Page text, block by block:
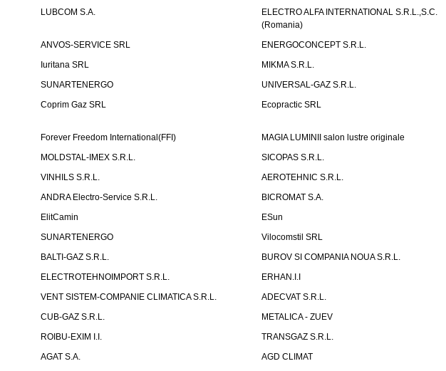
LUBCOM S.A.
ELECTRO ALFA INTERNATIONAL S.R.L.,S.C.
(Romania)
ANVOS-SERVICE SRL ENERGOCONCEPT S.R.L.
Iuritana SRL
MIKMA S.R.L.
SUNARTENERGO
UNIVERSAL-GAZ S.R.L.
Coprim Gaz SRL
Ecopractic SRL
Forever Freedom International(FFI)
MAGIA LUMINII salon lustre originale
MOLDSTAL-IMEX S.R.L.
SICOPAS S.R.L.
VINHILS S.R.L.
AEROTEHNIC S.R.L.
ANDRA Electro-Service S.R.L.
BICROMAT S.A.
ElitCamin
ESun
SUNARTENERGO
Vilocomstil SRL
BALTI-GAZ S.R.L.
BUROV SI COMPANIA NOUA S.R.L.
ELECTROTEHNOIMPORT S.R.L.
ERHAN.I.I
VENT SISTEM-COMPANIE CLIMATICA S.R.L.
ADECVAT S.R.L.
CUB-GAZ S.R.L.
METALICA - ZUEV
ROIBU-EXIM I.I.
TRANSGAZ S.R.L.
AGAT S.A.
AGD CLIMAT